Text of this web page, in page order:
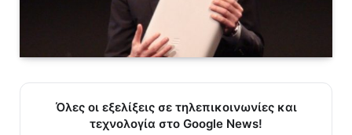
Όλες οι εξελίξεις σε τηλεπικοινωνίες και
τεχνολογία στο Google News!